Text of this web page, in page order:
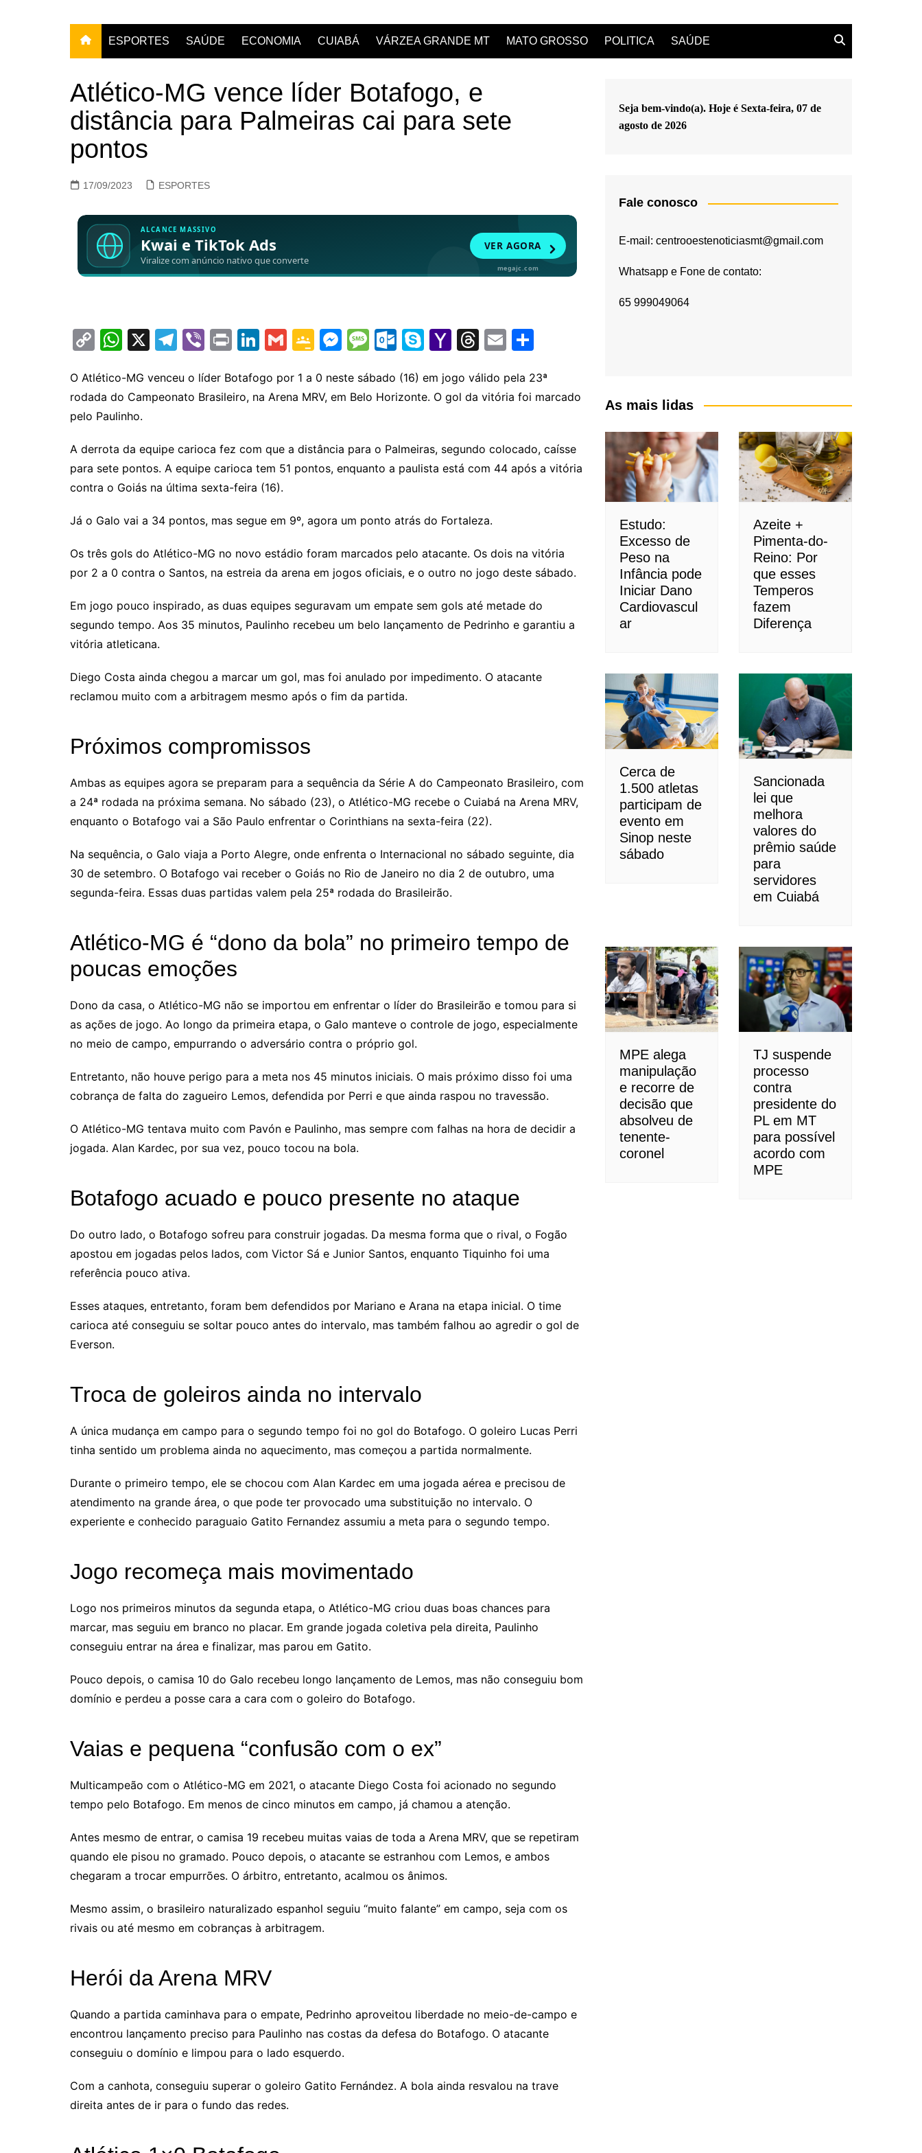
ESPORTES SAÚDE ECONOMIA CUIABÁ VÁRZEA GRANDE MT MATO GROSSO POLITICA SAÚDE
Atlético-MG vence líder Botafogo, e
distância para Palmeiras cai para sete
pontos
17/09/2023 ESPORTES
C
p
y
Li
n
k
W
at
s
A
p
p
X
T
e
gr
m
Vi
er
Pr
t
Li
k
e
n
G
ai
l
G
o
gl
Cl
a
sr
o
m
M
s
s
n
g
M
s
s
g
e
O
lo
o
c
o
S
y
p
Y
h
o
M
ai
T
e
a
s
E
ai
l
ar
e
O Atlético-MG venceu o líder Botafogo por 1 a 0 neste sábado (16) em jogo válido pela 23ª
rodada do Campeonato Brasileiro, na Arena MRV, em Belo Horizonte. O gol da vitória foi marcado
pelo Paulinho.
A derrota da equipe carioca fez com que a distância para o Palmeiras, segundo colocado, caísse
para sete pontos. A equipe carioca tem 51 pontos, enquanto a paulista está com 44 após a vitória
contra o Goiás na última sexta-feira (16).
Já o Galo vai a 34 pontos, mas segue em 9º, agora um ponto atrás do Fortaleza.
Os três gols do Atlético-MG no novo estádio foram marcados pelo atacante. Os dois na vitória
por 2 a 0 contra o Santos, na estreia da arena em jogos oficiais, e o outro no jogo deste sábado.
Em jogo pouco inspirado, as duas equipes seguravam um empate sem gols até metade do
segundo tempo. Aos 35 minutos, Paulinho recebeu um belo lançamento de Pedrinho e garantiu a
vitória atleticana.
Diego Costa ainda chegou a marcar um gol, mas foi anulado por impedimento. O atacante
reclamou muito com a arbitragem mesmo após o fim da partida.
Próximos compromissos
Ambas as equipes agora se preparam para a sequência da Série A do Campeonato Brasileiro, com
a 24ª rodada na próxima semana. No sábado (23), o Atlético-MG recebe o Cuiabá na Arena MRV,
enquanto o Botafogo vai a São Paulo enfrentar o Corinthians na sexta-feira (22).
Na sequência, o Galo viaja a Porto Alegre, onde enfrenta o Internacional no sábado seguinte, dia
30 de setembro. O Botafogo vai receber o Goiás no Rio de Janeiro no dia 2 de outubro, uma
segunda-feira. Essas duas partidas valem pela 25ª rodada do Brasileirão.
Atlético-MG é “dono da bola” no primeiro tempo de
poucas emoções
Dono da casa, o Atlético-MG não se importou em enfrentar o líder do Brasileirão e tomou para si
as ações de jogo. Ao longo da primeira etapa, o Galo manteve o controle de jogo, especialmente
no meio de campo, empurrando o adversário contra o próprio gol.
Entretanto, não houve perigo para a meta nos 45 minutos iniciais. O mais próximo disso foi uma
cobrança de falta do zagueiro Lemos, defendida por Perri e que ainda raspou no travessão.
O Atlético-MG tentava muito com Pavón e Paulinho, mas sempre com falhas na hora de decidir a
jogada. Alan Kardec, por sua vez, pouco tocou na bola.
Botafogo acuado e pouco presente no ataque
Do outro lado, o Botafogo sofreu para construir jogadas. Da mesma forma que o rival, o Fogão
apostou em jogadas pelos lados, com Victor Sá e Junior Santos, enquanto Tiquinho foi uma
referência pouco ativa.
Esses ataques, entretanto, foram bem defendidos por Mariano e Arana na etapa inicial. O time
carioca até conseguiu se soltar pouco antes do intervalo, mas também falhou ao agredir o gol de
Everson.
Troca de goleiros ainda no intervalo
A única mudança em campo para o segundo tempo foi no gol do Botafogo. O goleiro Lucas Perri
tinha sentido um problema ainda no aquecimento, mas começou a partida normalmente.
Durante o primeiro tempo, ele se chocou com Alan Kardec em uma jogada aérea e precisou de
atendimento na grande área, o que pode ter provocado uma substituição no intervalo. O
experiente e conhecido paraguaio Gatito Fernandez assumiu a meta para o segundo tempo.
Jogo recomeça mais movimentado
Logo nos primeiros minutos da segunda etapa, o Atlético-MG criou duas boas chances para
marcar, mas seguiu em branco no placar. Em grande jogada coletiva pela direita, Paulinho
conseguiu entrar na área e finalizar, mas parou em Gatito.
Pouco depois, o camisa 10 do Galo recebeu longo lançamento de Lemos, mas não conseguiu bom
domínio e perdeu a posse cara a cara com o goleiro do Botafogo.
Vaias e pequena “confusão com o ex”
Multicampeão com o Atlético-MG em 2021, o atacante Diego Costa foi acionado no segundo
tempo pelo Botafogo. Em menos de cinco minutos em campo, já chamou a atenção.
Antes mesmo de entrar, o camisa 19 recebeu muitas vaias de toda a Arena MRV, que se repetiram
quando ele pisou no gramado. Pouco depois, o atacante se estranhou com Lemos, e ambos
chegaram a trocar empurrões. O árbitro, entretanto, acalmou os ânimos.
Mesmo assim, o brasileiro naturalizado espanhol seguiu “muito falante” em campo, seja com os
rivais ou até mesmo em cobranças à arbitragem.
Herói da Arena MRV
Quando a partida caminhava para o empate, Pedrinho aproveitou liberdade no meio-de-campo e
encontrou lançamento preciso para Paulinho nas costas da defesa do Botafogo. O atacante
conseguiu o domínio e limpou para o lado esquerdo.
Com a canhota, conseguiu superar o goleiro Gatito Fernández. A bola ainda resvalou na trave
direita antes de ir para o fundo das redes.
Seja bem-vindo(a). Hoje é Sexta-feira, 07 de
agosto de 2026
Fale conosco
E-mail: centrooestenoticiasmt@gmail.com
Whatsapp e Fone de contato:
65 999049064
As mais lidas
Estudo:
Excesso de
Peso na
Infância pode
Iniciar Dano
Cardiovascul
ar
Azeite +
Pimenta-do-
Reino: Por
que esses
Temperos
fazem
Diferença
Cerca de
1.500 atletas
participam de
evento em
Sinop neste
sábado
Sancionada
lei que
melhora
valores do
prêmio saúde
para
servidores
em Cuiabá
MPE alega
manipulação
e recorre de
decisão que
absolveu de
tenente-
coronel
TJ suspende
processo
contra
presidente do
PL em MT
para possível
acordo com
MPE